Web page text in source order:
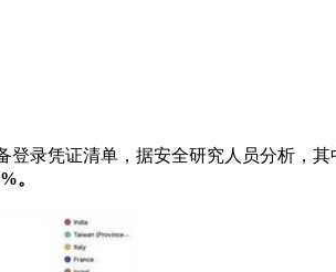
录凭证清单，据安全研究人员分析，
。